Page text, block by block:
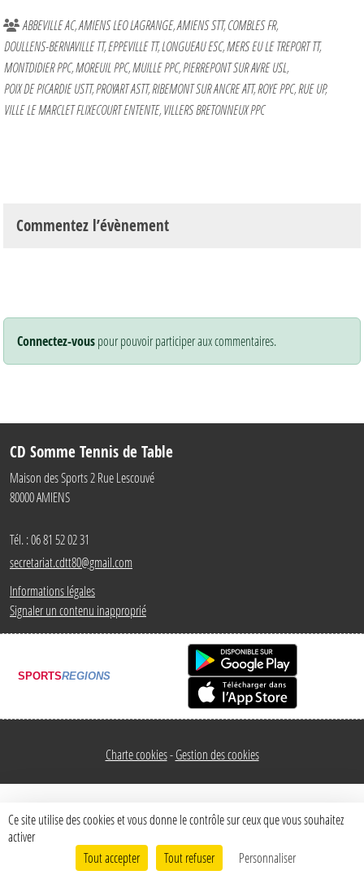
ABBEVILLE AC AMIENS LEO LAGRANGE AMIENS STT COMBLES FR
DOULLENS-BERNAVILLE TT EPPEVILLE TT LONGUEAU ESC MERS EU LE TREPORT TT
MONTDIDIER PPC MOREUIL PPC MUILLE PPC PIERREPONT SUR AVRE USL
POIX DE PICARDIE USTT PROYART ASTT RIBEMONT SUR ANCRE ATT ROYE PPC RUE UP
VILLE LE MARCLET FLIXECOURT ENTENTE VILLERS BRETONNEUX PPC
Commentez l’évènement
Connectez-vouspour pouvoir participer aux commentaires.
CD Somme Tennis de Table
Maison des Sports 2 Rue Lescouvé
80000AMIENS
Tél. :06 81 52 02 31
secretariat.cdtt80@gmail.com
Informations légales
Signaler un contenu inapproprié
SPORTSREGIONS
Charte cookies Gestion des cookies
Envie de participer ? Connexion
Ce site utilise des cookies et vous donne le contrôle sur ceux que vous souhaitez
activer
Tout accepter
Tout refuser Personnaliser